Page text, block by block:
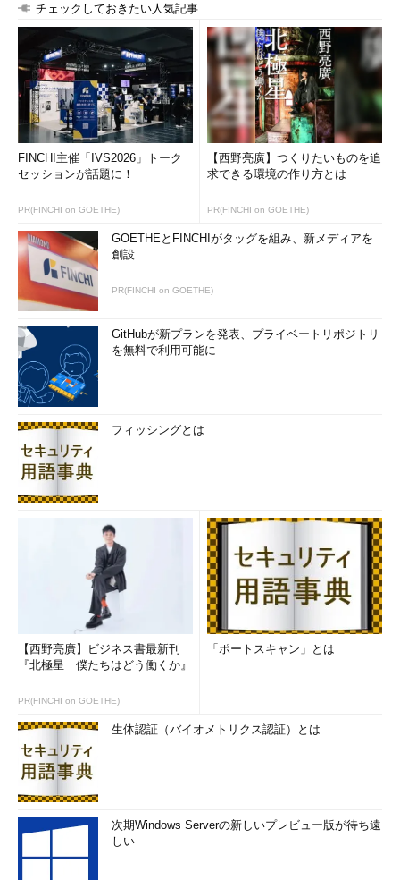
チェックしておきたい人気記事
FINCHI主催「IVS2026」トーク
セッションが話題に！
PR(FINCHI on GOETHE)
【西野亮廣】つくりたいものを追
求できる環境の作り方とは
PR(FINCHI on GOETHE)
GOETHEとFINCHIがタッグを組み、新メディアを
創設
PR(FINCHI on GOETHE)
GitHubが新プランを発表、プライベートリポジトリ
を無料で利用可能に
フィッシングとは
【西野亮廣】ビジネス書最新刊
『北極星 僕たちはどう働くか』
PR(FINCHI on GOETHE)
「ポートスキャン」とは
生体認証（バイオメトリクス認証）とは
次期Windows Serverの新しいプレビュー版が待ち遠
しい